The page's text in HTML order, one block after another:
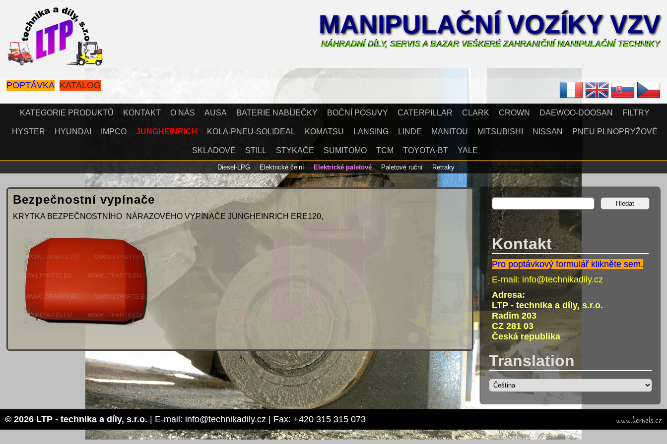
MANIPULAČNÍ VOZÍKY VZV
NÁHRADNÍ DÍLY, SERVIS A BAZAR VEŠKERÉ ZAHRANIČNÍ MANIPULAČNÍ TECHNIKY
POPTÁVKA KATALOG
KATEGORIE PRODUKTŮ KONTAKT O NÁS AUSA BATERIE NABÍJEČKY BOČNÍ POSUVY CATERPILLAR CLARK CROWN DAEWOO-DOOSAN FILTRY
HYSTER HYUNDAI IMPCO JUNGHEINRICH KOLA-PNEU-SOLIDEAL KOMATSU LANSING LINDE MANITOU MITSUBISHI NISSAN PNEU PLNOPRYŽOVÉ
SKLADOVÉ STILL STYKAČE SUMITOMO TCM TOYOTA-BT YALE
Diesel-LPG Elektrické čelní Elektrické paletové Paletové ruční Retraky
Kontakt
Pro poptávkový formulář klikněte sem.
E-mail: info@technikadily.cz
Adresa:
LTP - technika a díly, s.r.o.
Radim 203
CZ 281 03
Česká republika
Translation
Bezpečnostní vypínače
KRYTKA BEZPEČNOSTNÍHO NÁRAZOVÉHO VYPÍNAČE JUNGHEINRICH ERE120,
© 2026 LTP - technika a díly, s.r.o. | E-mail: info@technikadily.cz | Fax: +420 315 315 073 www.kernels.cz